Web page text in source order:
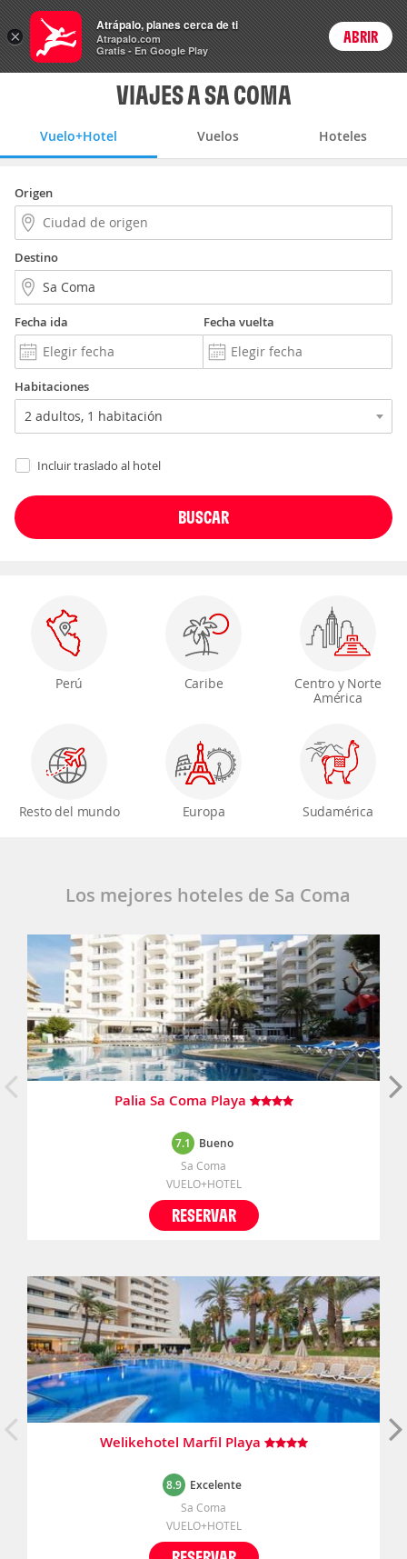
Vuelo+Hotel Login
VIAJES A SA COMA
Vuelo+Hotel Vuelos Hoteles
Origen
Destino
Fecha ida Fecha vuelta
Habitaciones
Incluir traslado al hotel
Perú Caribe
Centro y Norte
América
Resto del mundo Europa Sudamérica
Los mejores hoteles de Sa Coma
Palia Sa Coma Playa
7.1 Bueno
Sa Coma
VUELO+HOTEL
RESERVAR
Welikehotel Marfil Playa
8.9 Excelente
Sa Coma
VUELO+HOTEL
×
Atrápalo, planes cerca de ti
Atrapalo.com
Gratis - En Google Play
ABRIR